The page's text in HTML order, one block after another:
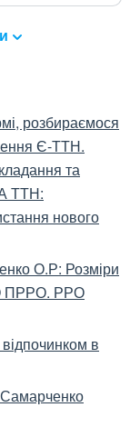
розбираємося
Є-ТТН.
та
ТТН:
нового
О.Р: Розміри
ПРРО. РРО
в